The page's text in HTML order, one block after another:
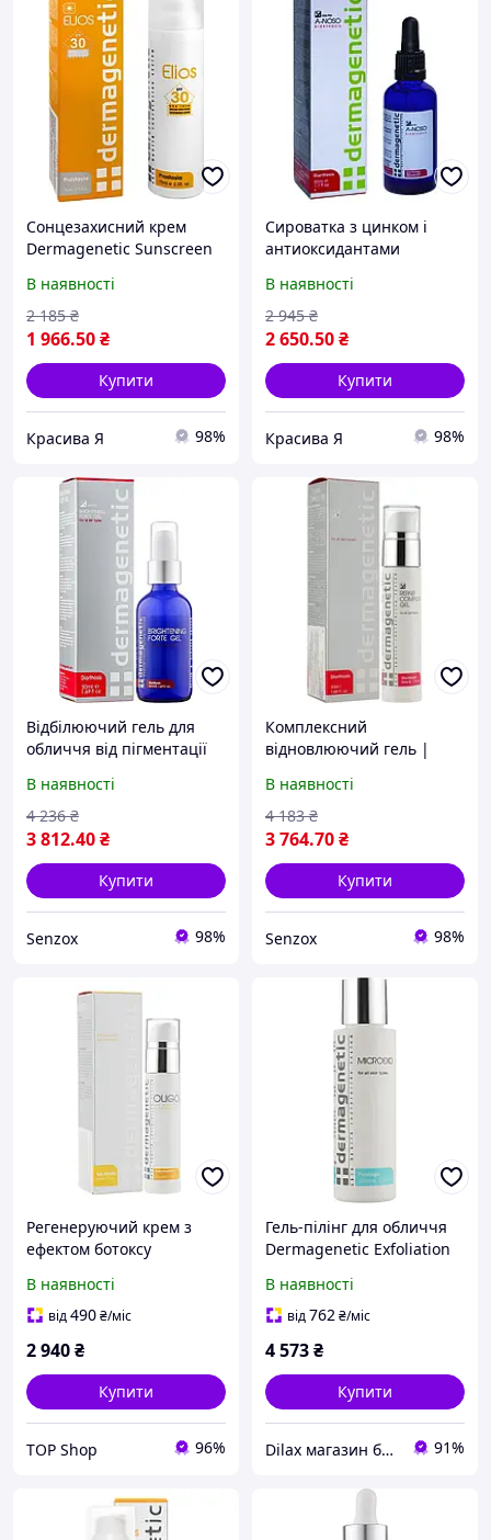
Сонцезахисний крем
Dermagenetic Sunscreen
Cream 75мл
В наявності
1 966.50₴
2 185 ₴
Купити
Красива Я 98%
Сироватка з цинком і
антиоксидантами
serum 50 ml
В наявності
2 650.50₴
2 945 ₴
Купити
Красива Я 98%
Відбілюючий гель для
обличчя від пігментації
Dermagenetic Brightening
Forte Gel 50 мл
В наявності
3 812.40₴
4 236 ₴
Купити
Senzox 98%
Комплексний
відновлюючий гель |
Dermagenetic 50 мл
В наявності
3 764.70₴
4 183 ₴
Купити
Senzox 98%
Регенеруючий крем з
ефектом ботоксу
В наявності
від490₴/міс
2 940₴
Купити
TOP Shop 96%
Гель-пілінг для обличчя
Dermagenetic Exfoliation
В наявності
від762₴/міс
4 573₴
Купити
Dilax магазин брендових дитячих іграшок та товарів для батьків. 91%